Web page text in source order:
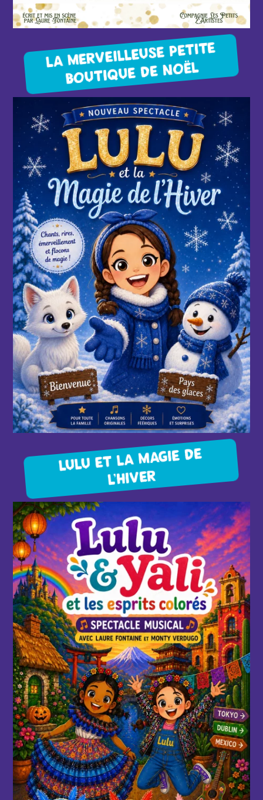
LA MERVEILLEUSE PETITE
BOUTIQUE DE NOËL
d'infos
LULU ET LA MAGIE DE
L'HIVER
d'infos